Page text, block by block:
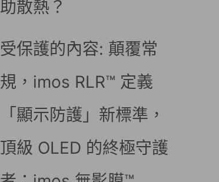
助散熱？
受保護的內容: 顛覆常
規，imos RLR™ 定義
「顯示防護」新標準，
頂級 OLED 的終極守護